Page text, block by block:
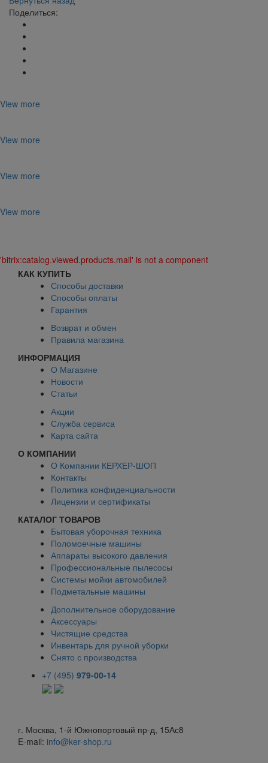
Поделиться:
View more
View more
View more
View more
'bitrix:catalog.viewed.products.mail' is not a component
КАК КУПИТЬ
Способы доставки
Способы оплаты
Гарантия
Возврат и обмен
Правила магазина
ИНФОРМАЦИЯ
О Магазине
Новости
Статьи
Акции
Служба сервиса
Карта сайта
О КОМПАНИИ
О Компании КЕРХЕР-ШОП
Контакты
Политика конфиденциальности
Лицензии и сертификаты
КАТАЛОГ ТОВАРОВ
Бытовая уборочная техника
Поломоечные машины
Аппараты высокого давления
Профессиональные пылесосы
Системы мойки автомобилей
Подметальные машины
Дополнительное оборудование
Аксессуары
Чистящие средства
Инвентарь для ручной уборки
Снято с производства
+7 (495) 979-00-14
г. Москва, 1-й Южнопортовый пр-д, 15Ас8
E-mail: info@ker-shop.ru